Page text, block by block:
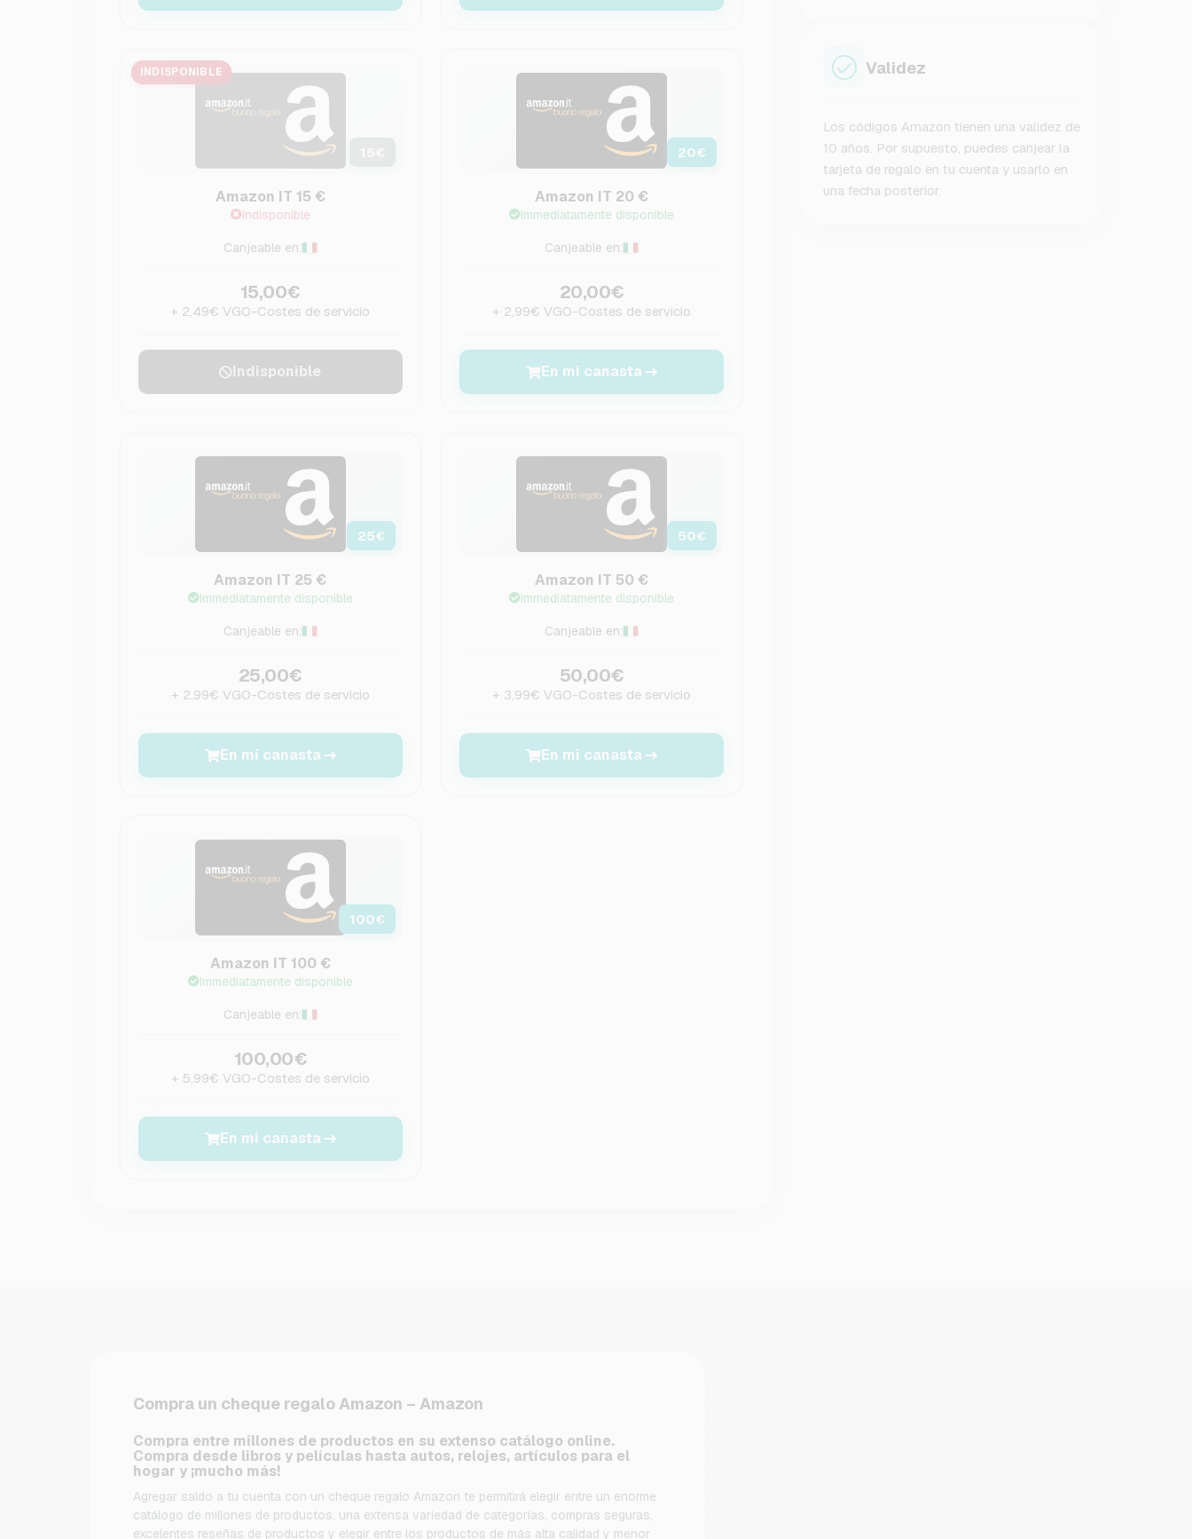
INDISPONIBLE
Amazon IT 15 €
Indisponible
Canjeable en:
15,00€
+ 2,49€ VGO-Costes de servicio
Indisponible
20€
Amazon IT 20 €
Immediatamente disponible
Canjeable en:
20,00€
+ 2,99€ VGO-Costes de servicio
En mi canasta
25€
Amazon IT 25 €
Immediatamente disponible
Canjeable en:
25,00€
+ 2,99€ VGO-Costes de servicio
En mi canasta
50€
Amazon IT 50 €
Immediatamente disponible
Canjeable en:
50,00€
+ 3,99€ VGO-Costes de servicio
En mi canasta
100€
Amazon IT 100 €
Immediatamente disponible
Canjeable en:
100,00€
+ 5,99€ VGO-Costes de servicio
En mi canasta
Validez
Los códigos Amazon tienen una validez de
10 años. Por supuesto, puedes canjear la
tarjeta de regalo en tu cuenta y usarlo en
una fecha posterior.
Compra un cheque regalo Amazon – Amazon
Compra entre millones de productos en su extenso catálogo online.
Compra desde libros y películas hasta autos, relojes, artículos para el
hogar y ¡mucho más!
Agregar saldo a tu cuenta con un cheque regalo Amazon te permitirá elegir entre un enorme
catálogo de millones de productos, una extensa variedad de categorías, compras seguras,
excelentes reseñas de productos y elegir entre los productos de más alta calidad y menor